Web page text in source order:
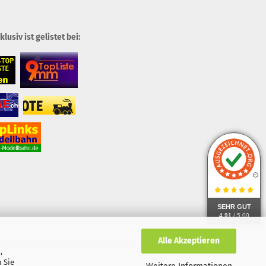
Sie
Alle Akzeptieren
ist gelistet bei:
SEHR GUT
4.91 / 5.00